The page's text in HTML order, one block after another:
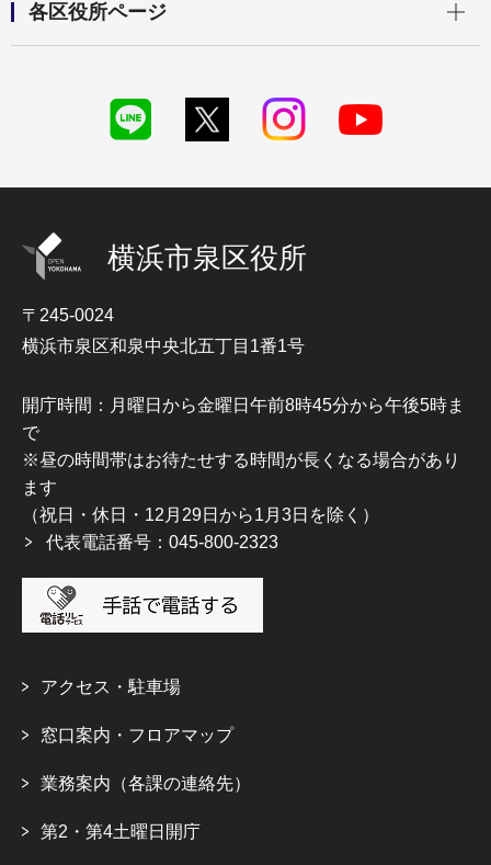
各区役所ページ
横浜市泉区役所
〒245-0024
横浜市泉区和泉中央北五丁目1番1号
開庁時間：月曜日から金曜日午前8時45分から午後5時ま
で
※昼の時間帯はお待たせする時間が長くなる場合があり
ます
（祝日・休日・12月29日から1月3日を除く）
代表電話番号：045-800-2323
アクセス・駐車場
窓口案内・フロアマップ
業務案内（各課の連絡先）
第2・第4土曜日開庁